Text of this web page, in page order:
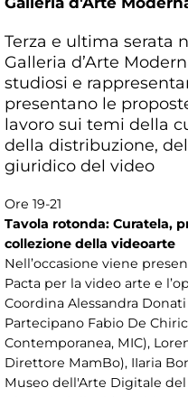
Terza e ultima serata
Galleria d’Arte
studiosi e
presentano le
lavoro sui temi della
della distribuzione,
giuridico del video
Ore 19-21
Tavola rotonda: Curatela,
collezione della videoarte
Nell’occasione viene
Pacta per la video arte e
Coordina Alessandra
Partecipano Fabio De
Contemporanea, MIC),
Direttore MamBo), IIaria
Museo dell'Arte Digitale